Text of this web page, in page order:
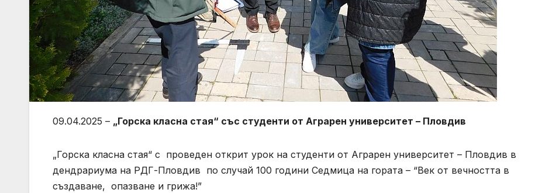
09.04.2025 – „Горска класна стая“ със студенти от Аграрен университет – Пловдив
„Горска класна стая“ с проведен открит урок на студенти от Аграрен университет – Пловдив в
дендрариума на РДГ-Пловдив по случай 100 години Седмица на гората – “Век от вечността в
създаване, опазване и грижа!”